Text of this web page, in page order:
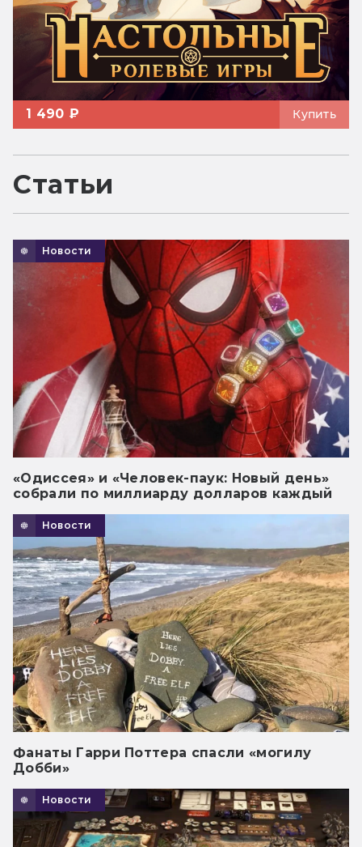
1 490 ₽ Купить
Статьи
Новости
«Одиссея» и «Человек-паук: Новый день»
собрали по миллиарду долларов каждый
Новости
Фанаты Гарри Поттера спасли «могилу
Добби»
Новости